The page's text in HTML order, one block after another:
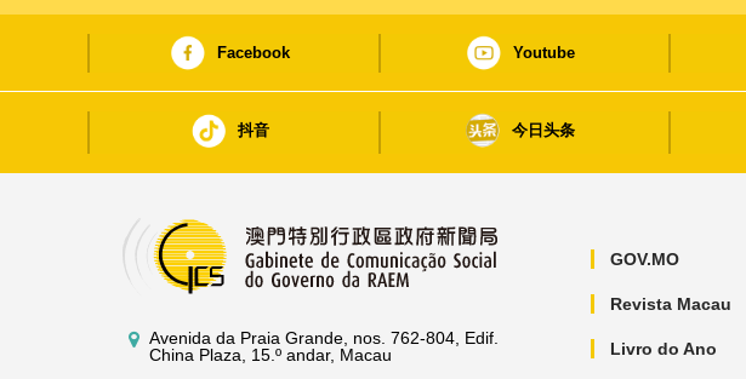
Facebook Youtube
抖音 今日头条
Avenida da Praia Grande, nos. 762-804, Edif.
China Plaza, 15.º andar, Macau
GOV.MO
Revista Macau
Livro do Ano